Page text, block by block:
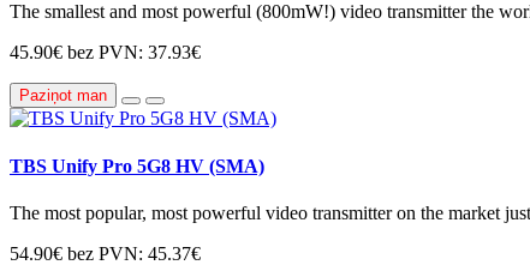
The smallest and most powerful (800mW!) video transmitter the
45.90€ bez PVN: 37.93€
Paziņot man
TBS Unify Pro 5G8 HV (SMA)
The most popular, most powerful video transmitter on the market
54.90€ bez PVN: 45.37€